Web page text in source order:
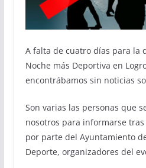
A falta de cuatro días para la
Noche más Deportiva en
encontrábamos sin noticias
Son varias las personas que
nosotros para informarse
por parte del Ayuntamiento
Deporte, organizadores del